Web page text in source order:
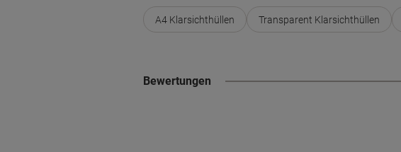
A4 Klarsichthüllen Transparent Klarsichthüllen
Bewertungen